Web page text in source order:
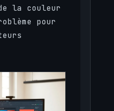
la couleur
pour